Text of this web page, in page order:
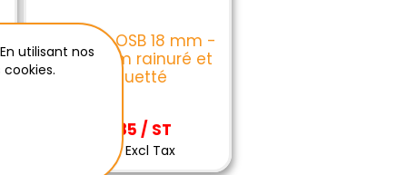
Panneau OSB 18 mm -
244x59 cm rainuré et
languetté
€10,85 / ST
€10,85 Excl Tax
utilisant nos